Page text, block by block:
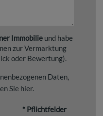
Immobilie und habe
zur Vermarktung
oder Bewertung).
Daten,
Sie hier.
* Pflichtfelder